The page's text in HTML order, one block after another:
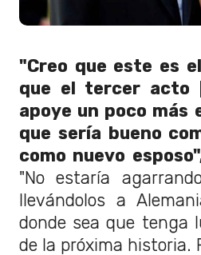
"Creo que este es
que el tercer acto
apoye un poco más
que sería bueno
como nuevo
"No estaría
llevándolos a
donde sea que tenga
de la próxima historia.